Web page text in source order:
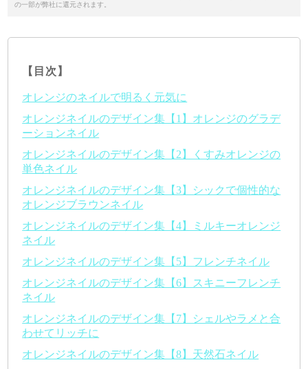
の一部が弊社に還元されます。
【目次】
オレンジのネイルで明るく元気に
オレンジネイルのデザイン集【1】オレンジのグラデ
ーションネイル
オレンジネイルのデザイン集【2】くすみオレンジの
単色ネイル
オレンジネイルのデザイン集【3】シックで個性的な
オレンジブラウンネイル
オレンジネイルのデザイン集【4】ミルキーオレンジ
ネイル
オレンジネイルのデザイン集【5】フレンチネイル
オレンジネイルのデザイン集【6】スキニーフレンチ
ネイル
オレンジネイルのデザイン集【7】シェルやラメと合
わせてリッチに
オレンジネイルのデザイン集【8】天然石ネイル